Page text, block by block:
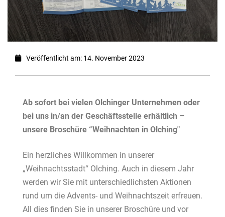
Veröffentlicht am: 14. November 2023
Ab sofort bei vielen Olchinger Unternehmen oder
bei uns in/an der Geschäftsstelle erhältlich –
unsere Broschüre “Weihnachten in Olching"
Ein herzliches Willkommen in unserer
„Weihnachtsstadt“ Olching. Auch in diesem Jahr
werden wir Sie mit unterschiedlichsten Aktionen
rund um die Advents- und Weihnachtszeit erfreuen.
All dies finden Sie in unserer Broschüre und vor